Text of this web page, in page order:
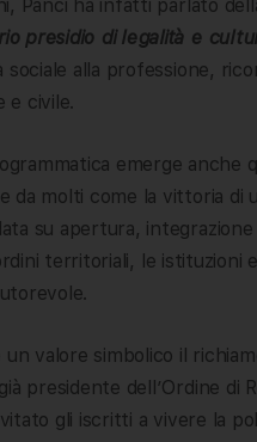
Panci ha infatti parlato
presidio di legalità e
alla professione,
e civile.
emerge anche
da molti come la vittoria
su apertura,
territoriali, le istituzioni
valore simbolico il
presidente dell’Ordine di
gli iscritti a vivere la